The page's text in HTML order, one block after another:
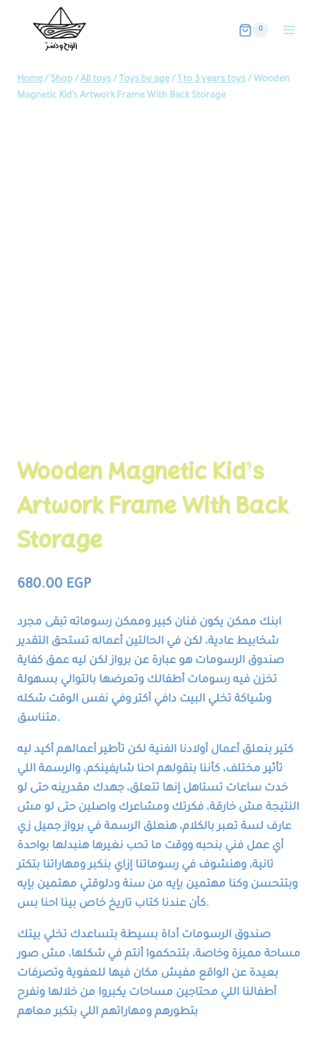
0
Home / Shop / All toys / Toys by age / 1 to 3 years toys / Wooden
Magnetic Kid’s Artwork Frame With Back Storage
Wooden Magnetic Kid’s
Artwork Frame With Back
Storage
680.00 EGP
ابنك ممكن يكون فنان كبير وممكن رسوماته تبقى مجرد
شخابيط عادية، لكن في الحالتين أعماله تستحق التقدير
صندوق الرسومات هو عبارة عن برواز لكن ليه عمق كفاية
تخزن فيه رسومات أطفالك وتعرضها بالتوالي بسهولة
وشياكة تخلي البيت دافي أكتر وفي نفس الوقت شكله
متناسق.
كتير بنعلق أعمال أولادنا الفنية لكن تأطير أعمالهم أكيد ليه
تأثير مختلف، كأننا بنقولهم احنا شايفينكم، والرسمة اللي
خدت ساعات تستاهل إنها تتعلق، جهدك مقدرينه حتى لو
النتيجة مش خارقة، فكرتك ومشاعرك واصلين حتى لو مش
عارف لسة تعبر بالكلام، هنعلق الرسمة في برواز جميل زي
أي عمل فني بنحبه ووقت ما تحب نغيرها هنبدلها بواحدة
تانية، وهنشوف في رسوماتنا إزاي بنكبر ومهاراتنا بتكتر
وبتتحسن وكنا مهتمين بإيه من سنة ودلوقتي مهتمين بإيه
كأن عندنا كتاب تاريخ خاص بينا احنا بس.
صندوق الرسومات أداة بسيطة بتساعدك تخلي بيتك
مساحة مميزة وخاصة، بتتحكموا أنتم في شكلها، مش صور
بعيدة عن الواقع مفيش مكان فيها للعفوية وتصرفات
أطفالنا اللي محتاجين مساحات يكبروا من خلالها ونفرح